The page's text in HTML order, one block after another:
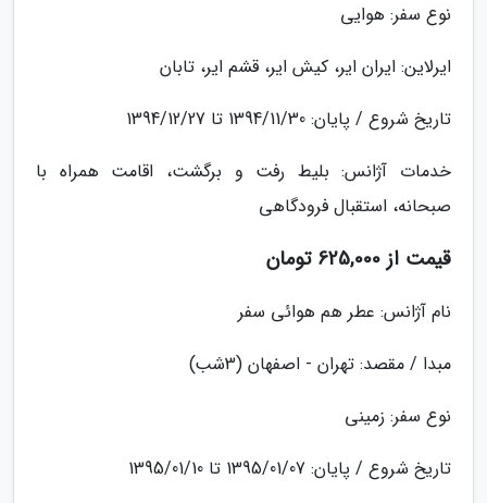
نوع سفر: هوایی
ایرلاین: ایران ایر، کیش ایر، قشم ایر، تابان
تاریخ شروع / پایان: 1394/11/30 تا 1394/12/27
خدمات آژانس: بلیط رفت و برگشت، اقامت همراه با
صبحانه، استقبال فرودگاهی
قیمت از 625,000 تومان
نام آژانس: عطر هم هوائی سفر
مبدا / مقصد: تهران - اصفهان (3شب)
نوع سفر: زمینی
تاریخ شروع / پایان: 1395/01/07 تا 1395/01/10